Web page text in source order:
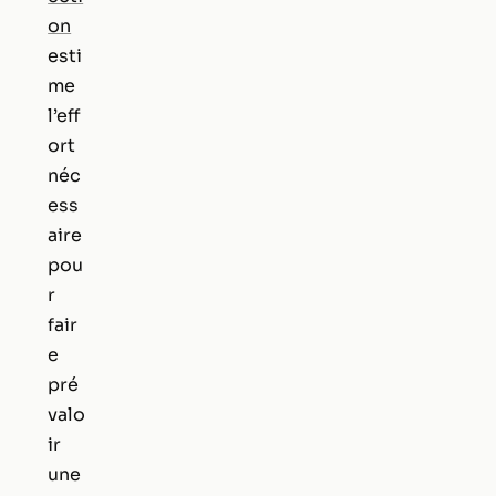
on
esti
me
l’eff
ort
néc
ess
aire
pou
r
fair
e
pré
valo
ir
une